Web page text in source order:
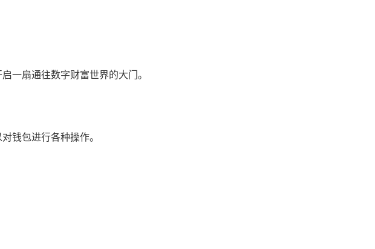
一扇通往数字财富世界的大门。
钱包进行各种操作。